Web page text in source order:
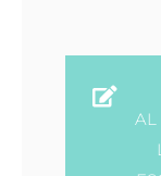
AL